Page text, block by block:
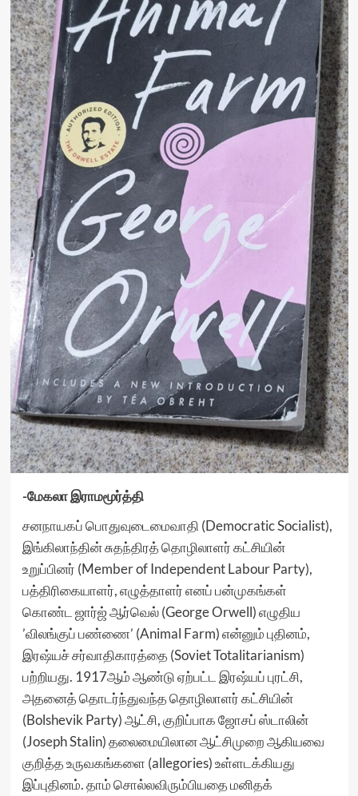
-மேகலா இராமமூர்த்தி
சனநாயகப் பொதுவுடைமைவாதி (Democratic Socialist),
இங்கிலாந்தின் சுதந்திரத் தொழிலாளர் கட்சியின்
உறுப்பினர் (Member of Independent Labour Party),
பத்திரிகையாளர், எழுத்தாளர் எனப் பன்முகங்கள்
கொண்ட ஜார்ஜ் ஆர்வெல் (George Orwell) எழுதிய
’விலங்குப் பண்ணை’ (Animal Farm) என்னும் புதினம்,
இரஷ்யச் சர்வாதிகாரத்தை (Soviet Totalitarianism)
பற்றியது. 1917ஆம் ஆண்டு ஏற்பட்ட இரஷ்யப் புரட்சி,
அதனைத் தொடர்ந்துவந்த தொழிலாளர் கட்சியின்
(Bolshevik Party) ஆட்சி, குறிப்பாக ஜோசப் ஸ்டாலின்
(Joseph Stalin) தலைமையிலான ஆட்சிமுறை ஆகியவை
குறித்த உருவகங்களை (allegories) உள்ளடக்கியது
இப்புதினம். தாம் சொல்லவிரும்பியதை மனிதக்